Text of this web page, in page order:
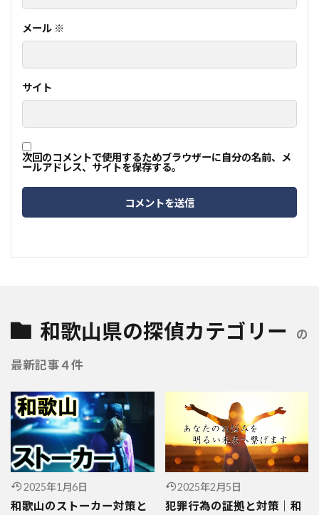
メール ※
サイト
次回のコメントで使用するためブラウザーに自分の名前、メ
ールアドレス、サイトを保存する。
和歌山県の探偵カテゴリー の
最新記事４件
2025年1月6日
和歌山のストーカー対策と
2025年2月5日
犯罪行為の証拠と対策｜和